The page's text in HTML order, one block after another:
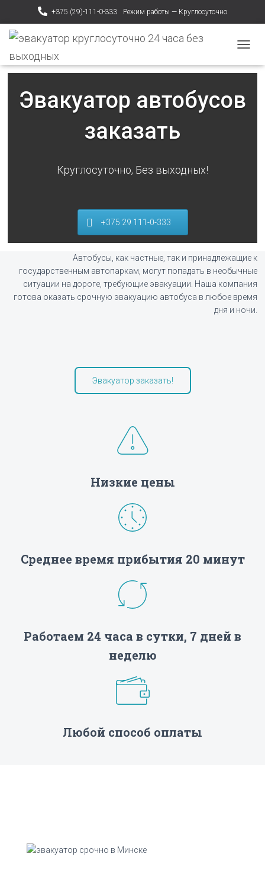
+375 (29)-111-0-333 Режим работы — Круглосуточно
Эвакуатор автобусов
заказать
Круглосуточно, Без выходных!
+375 29 111-0-333
Автобусы, как частные, так и принадлежащие к
государственным автопаркам, могут попадать в необычные
ситуации на дороге, требующие эвакуации. Наша компания
готова оказать срочную эвакуацию автобуса в любое время
дня и ночи.
Эвакуатор заказать!
Низкие цены
Среднее время прибытия 20 минут
Работаем 24 часа в сутки, 7 дней в
неделю
Любой способ оплаты